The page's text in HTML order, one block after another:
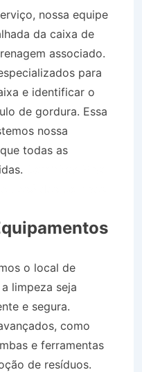
nossa equipe
da caixa de
associado.
para
e identificar o
de gordura. Essa
nossa
todas as
o local de
limpeza seja
e segura.
como
e ferramentas
de resíduos.